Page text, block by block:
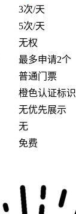
3次/天
5次/天
无权
最多申请2个
普通门票
橙色认证标识
无优先展示
无
免费